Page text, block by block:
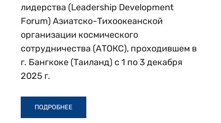
лидерства (Leadership Development
Forum) Азиатско-Тихоокеанской
организации космического
сотрудничества (АТОКС), проходившем в
г. Бангкоке (Таиланд) с 1 по 3 декабря
2025 г.
ПОДРОБНЕЕ